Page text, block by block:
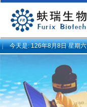
今天是:126年8月8日 星期六